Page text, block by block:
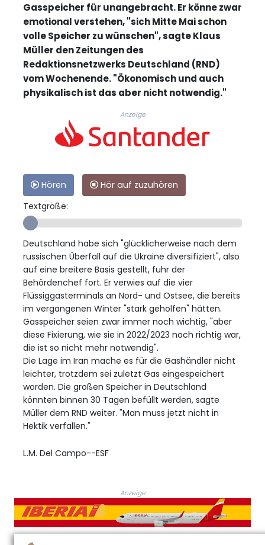
Gasspeicher für unangebracht. Er könne zwar
emotional verstehen, "sich Mitte Mai schon
volle Speicher zu wünschen", sagte Klaus
Müller den Zeitungen des
Redaktionsnetzwerks Deutschland (RND)
vom Wochenende. "Ökonomisch und auch
physikalisch ist das aber nicht notwendig."
Anzeige
Hören
Hör auf zuzuhören
Textgröße:
Deutschland habe sich "glücklicherweise nach dem
russischen Überfall auf die Ukraine diversifiziert", also
auf eine breitere Basis gestellt, fuhr der
Behördenchef fort. Er verwies auf die vier
Flüssiggasterminals an Nord- und Ostsee, die bereits
im vergangenen Winter "stark geholfen" hätten.
Gasspeicher seien zwar immer noch wichtig, "aber
diese Fixierung, wie sie in 2022/2023 noch richtig war,
die ist so nicht mehr notwendig".
Die Lage im Iran mache es für die Gashändler nicht
leichter, trotzdem sei zuletzt Gas eingespeichert
worden. Die großen Speicher in Deutschland
könnten binnen 30 Tagen befüllt werden, sagte
Müller dem RND weiter. "Man muss jetzt nicht in
Hektik verfallen."
L.M. Del Campo--ESF
Anzeige